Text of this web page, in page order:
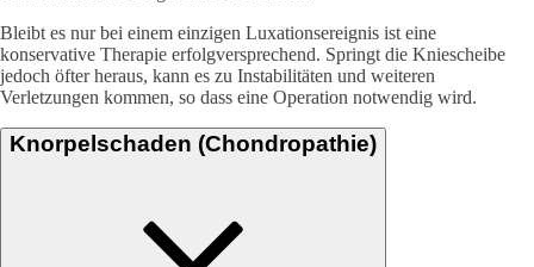
Bleibt es nur bei einem einzigen Luxationsereignis ist eine
konservative Therapie erfolgversprechend. Springt die Kniescheibe
jedoch öfter heraus, kann es zu Instabilitäten und weiteren
Verletzungen kommen, so dass eine Operation notwendig wird.
Knorpelschaden (Chondropathie)